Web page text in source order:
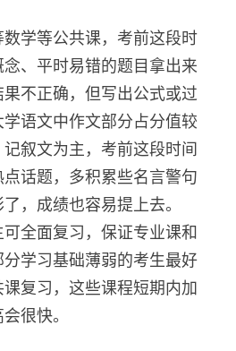
学等公共课，考前这段时
、平时易错的题目拿出来
不正确，但写出公式或过
语文中作文部分占分值较
叙文为主，考前这段时间
话题，多积累些名言警句
，成绩也容易提上去。
全面复习，保证专业课和
学习基础薄弱的考生最好
复习，这些课程短期内加
很快。